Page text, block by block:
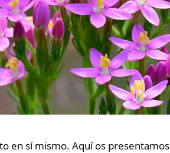
en sí mismo. Aquí os presentamos